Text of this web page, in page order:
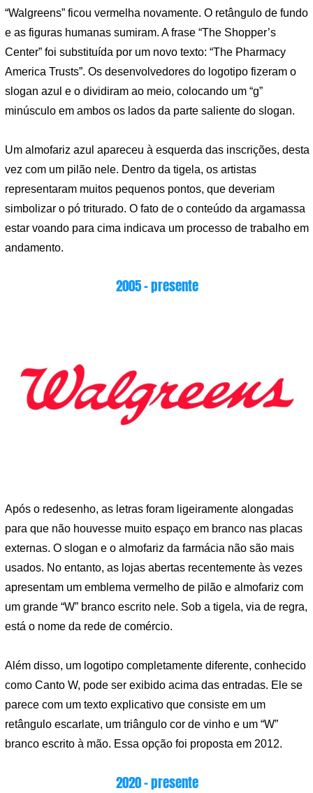
“Walgreens” ficou vermelha novamente. O retângulo de fundo
e as figuras humanas sumiram. A frase “The Shopper’s
Center” foi substituída por um novo texto: “The Pharmacy
America Trusts”. Os desenvolvedores do logotipo fizeram o
slogan azul e o dividiram ao meio, colocando um “g”
minúsculo em ambos os lados da parte saliente do slogan.
Um almofariz azul apareceu à esquerda das inscrições, desta
vez com um pilão nele. Dentro da tigela, os artistas
representaram muitos pequenos pontos, que deveriam
simbolizar o pó triturado. O fato de o conteúdo da argamassa
estar voando para cima indicava um processo de trabalho em
andamento.
2005 – presente
Após o redesenho, as letras foram ligeiramente alongadas
para que não houvesse muito espaço em branco nas placas
externas. O slogan e o almofariz da farmácia não são mais
usados. No entanto, as lojas abertas recentemente às vezes
apresentam um emblema vermelho de pilão e almofariz com
um grande “W” branco escrito nele. Sob a tigela, via de regra,
está o nome da rede de comércio.
Além disso, um logotipo completamente diferente, conhecido
como Canto W, pode ser exibido acima das entradas. Ele se
parece com um texto explicativo que consiste em um
retângulo escarlate, um triângulo cor de vinho e um “W”
branco escrito à mão. Essa opção foi proposta em 2012.
2020 – presente